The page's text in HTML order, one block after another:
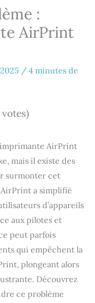
:
AirPrint
/ 4 minutes de
imprimante AirPrint
mais il existe des
surmonter cet
a simplifié
d’appareils
aux pilotes et
peut parfois
qui empêchent la
plongeant alors
Découvrez
ce problème